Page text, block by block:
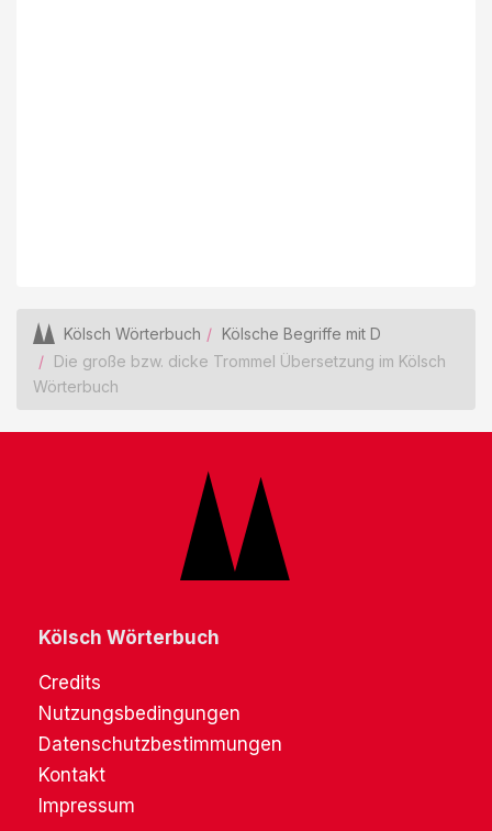
Kölsch Wörterbuch
Kölsche Begriffe mit D
Die große bzw. dicke Trommel Übersetzung im Kölsch
Wörterbuch
Kölsch Wörterbuch
Credits
Nutzungsbedingungen
Datenschutzbestimmungen
Kontakt
Impressum